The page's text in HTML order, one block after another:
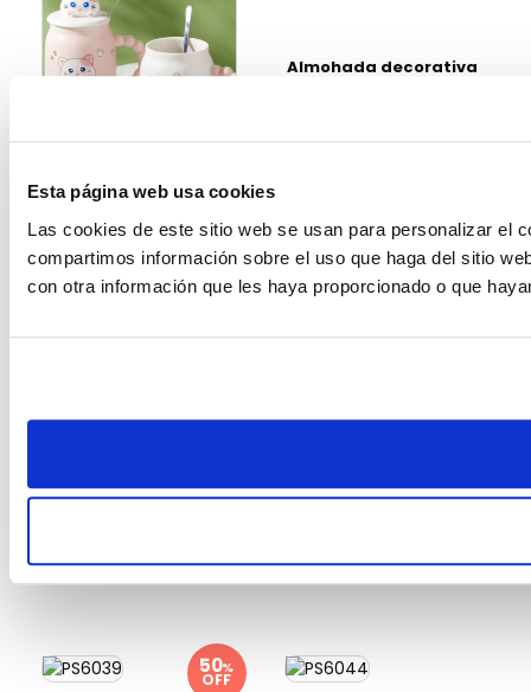
Esta página web usa cookies
Las cookies de este sitio web se usan para personalizar el
compartimos información sobre el uso que haga del sitio
con otra información que les haya proporcionado o que
Taza cerámica gato 8
x 8.5 cm 400 ml mix
color
$7.99
Almohada decorativa
Taza de Porcelana
$4.20
Taza de Porcelana
$5.59
%
OFF